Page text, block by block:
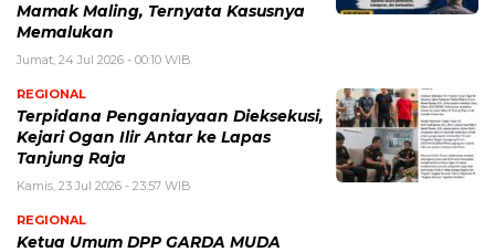
Mamak Maling, Ternyata Kasusnya
Memalukan
Jumat, 24 Jul 2026 - 00:10 WIB
REGIONAL
Terpidana Penganiayaan Dieksekusi,
Kejari Ogan Ilir Antar ke Lapas
Tanjung Raja
Kamis, 23 Jul 2026 - 23:57 WIB
REGIONAL
Ketua Umum DPP GARDA MUDA